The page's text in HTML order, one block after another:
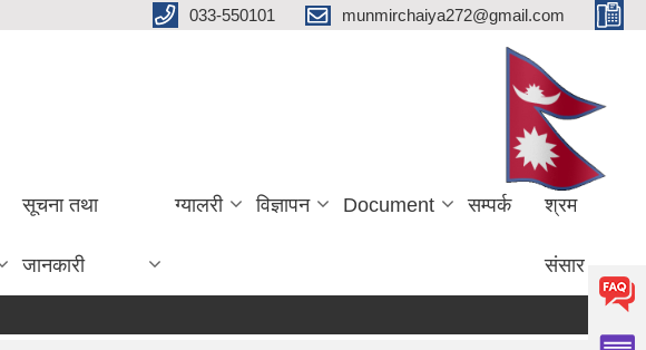
033-550101 munmirchaiya272@gmail.com
सूचना तथा
जानकारी
ग्यालरी विज्ञापन Document सम्पर्क श्रम
संसार